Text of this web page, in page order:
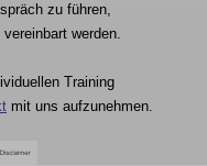
zu führen,
vereinbart werden.
Training
mit uns aufzunehmen.